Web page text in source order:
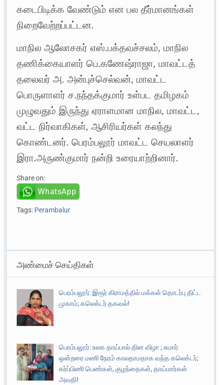
கடைபிடிக்க வேண்டும் என பல தீர்மானங்கள்
நிறைவேற்றப்பட்டன.
மாநில ஆலோசகர் எஸ்.பக்தவச்சலம், மாநில
தணிக்கையாளர் பெ.கணேஷ்ராஜா, மாவட்டத்
தலைவர் அ. அன்புச்செல்வன், மாவட்ட
பொருளாளர் ச.நந்தக்குமார் உள்பட தமிழகம்
முழுவதும் இருந்து ஏராளமான மாநில, மாவட்ட,
வட்ட நிர்வாகிகள், ஆசிரியர்கள் கலந்து
கொண்டனர். பெரம்பலூர் மாவட்ட செயலாளர்
இரா.அருண்குமார் நன்றி உரையாற்றினார்.
Share on:
WhatsApp
Tags: Perambalur
அண்மைச் செய்திகள்
பெரம்பலூர்: இரூர் கிராமத்தில் மக்கள் தொடர்பு திட்ட
முகாம்; கலெக்டர் தகவல்!
பெரம்பலூர்: உலக தாய்பால் தின விழா ; சுமார்
ஒன்றரை மணி நேரம் காலதாமதாக வந்த கலெக்டர்;
கர்ப்பிணி பெண்கள், குழந்தைகள், தாய்மார்கள்
அவதி!